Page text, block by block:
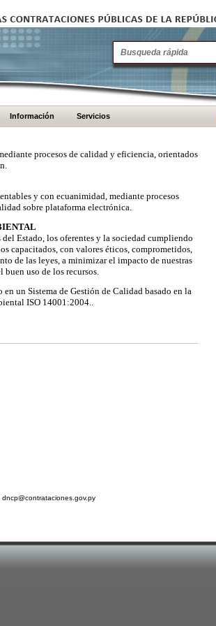
Información Servicios
procesos de calidad y eficiencia, orientados
y con ecuanimidad, mediante procesos
sobre plataforma electrónica.
Estado, los oferentes y la sociedad cumpliendo
capacitados, con valores éticos, comprometidos,
de las leyes, a minimizar el impacto de nuestras
uso de los recursos.
un Sistema de Gestión de Calidad basado en la
ISO 14001:2004..